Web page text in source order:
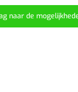
naar de